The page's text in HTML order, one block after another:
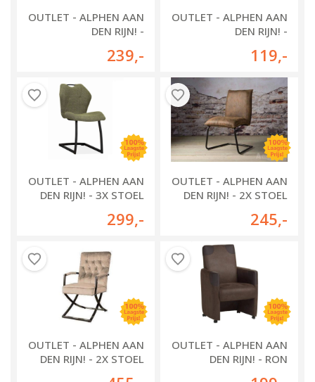
OUTLET - ALPHEN AAN
DEN RIJN! -
BLOKHUIZEN
239,-
OUTLET - ALPHEN AAN
DEN RIJN! -
119,-
OUTLET - ALPHEN AAN
DEN RIJN! - 3X STOEL
299,-
OUTLET - ALPHEN AAN
DEN RIJN! - 2X STOEL
245,-
OUTLET - ALPHEN AAN
DEN RIJN! - 2X STOEL
OUTLET - ALPHEN AAN
DEN RIJN! - RON